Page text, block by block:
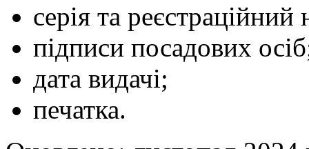
серія та
підписи посадових
дата видачі;
печатка.